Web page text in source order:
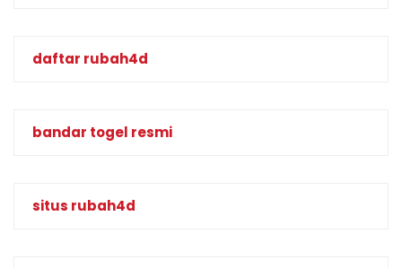
daftar rubah4d
bandar togel resmi
situs rubah4d